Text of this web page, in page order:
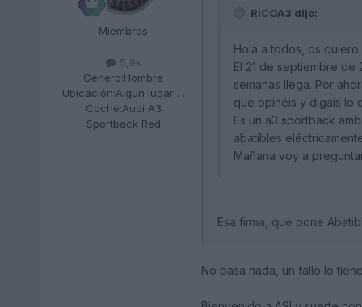
Miembros
5,9k
Género:Hombre
Ubicación:Algun lugar . .
Coche:Audi A3
Sportback Red
RICOA3 dijo:
Hola a todos, os
El 21 de septiembre
semanas llega. Por
que opinéis y digáis lo
Es un a3 sportback
abatibles
Mañana voy a
Esa firma, que pone
No pasa nada, un fallo lo